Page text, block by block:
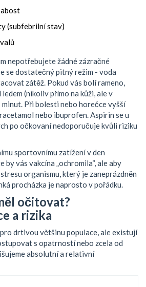
(subfebrilní stav)
nepotřebujete žádné zázračné
se dostatečný pitný režim - voda
zátěž. Pokud vás bolí rameno,
(nikoliv přímo na kůži, ale v
Při bolesti nebo horečce vyšší
nebo ibuprofen. Aspirin se u
po očkovaní nedoporučuje kvůli riziku
sportovnímu zatížení v den
by vás vakcína „ochromila“, ale aby
organismu, který je zaneprázdněn
procházka je naprosto v pořádku.
očitovat?
a rizika
drtivou většinu populace, ale existují
s opatrností nebo zcela od
absolutní a relativní